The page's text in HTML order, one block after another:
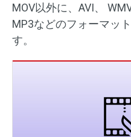
MOV以外に、AVI、
MP3などのフォーマッ
す。